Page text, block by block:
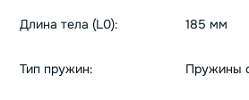
Длина тела (L0): 185 мм
Тип пружин: Пружины